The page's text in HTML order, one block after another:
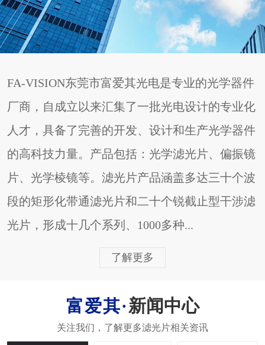
FA-VISION东莞市富爱其光电是专业的光学器件
厂商，自成立以来汇集了一批光电设计的专业化
人才，具备了完善的开发、设计和生产光学器件
的高科技力量。产品包括：光学滤光片、偏振镜
片、光学棱镜等。滤光片产品涵盖多达三十个波
段的矩形化带通滤光片和二十个锐截止型干涉滤
光片，形成十几个系列、1000多种...
了解更多
新闻中心